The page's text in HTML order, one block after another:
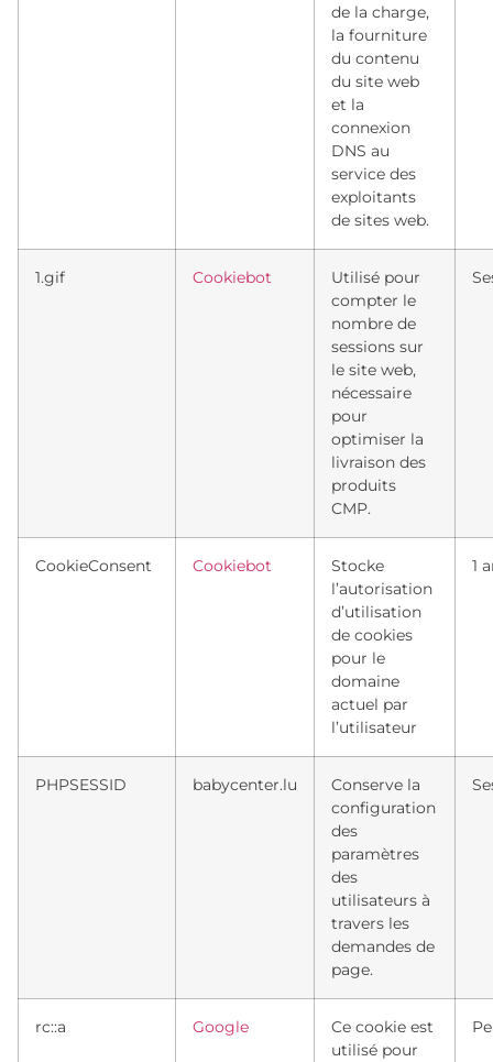
de la charge,
la fourniture
du contenu
du site web
et la
connexion
DNS au
service des
exploitants
de sites web.
1.gif Cookiebot
Utilisé pour
compter le
nombre de
sessions sur
le site web,
nécessaire
pour
optimiser la
livraison des
produits
CMP.
CookieConsent Cookiebot
Stocke
l’autorisation
d’utilisation
de cookies
pour le
domaine
actuel par
l’utilisateur
1
PHPSESSID babycenter.lu
Conserve la
configuration
des
paramètres
des
utilisateurs à
travers les
demandes de
page.
rc::a Google
Ce cookie est
utilisé pour